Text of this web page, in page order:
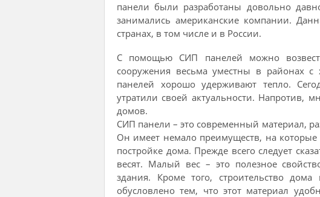
панели были разработаны довольно
занимались американские компании.
странах, в том числе и в России.
С помощью СИП панелей можно
сооружения весьма уместны в районах
панелей хорошо удерживают тепло.
утратили своей актуальности. Напротив,
домов.
СИП панели – это современный материал,
Он имеет немало преимуществ, на которые
постройке дома. Прежде всего следует
весят. Малый вес – это полезное
здания. Кроме того, строительство
обусловлено тем, что этот материал